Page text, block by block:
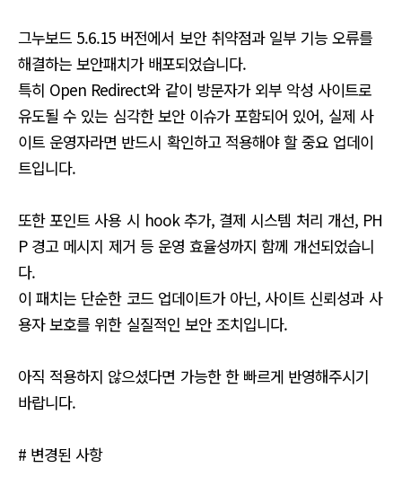
그누보드 5.6.15 버전에서 보안 취약점과 일부 기능 오류를
해결하는 보안패치가 배포되었습니다.
특히 Open Redirect와 같이 방문자가 외부 악성 사이트로
유도될 수 있는 심각한 보안 이슈가 포함되어 있어, 실제 사
이트 운영자라면 반드시 확인하고 적용해야 할 중요 업데이
트입니다.
또한 포인트 사용 시 hook 추가, 결제 시스템 처리 개선, PH
P 경고 메시지 제거 등 운영 효율성까지 함께 개선되었습니
다.
이 패치는 단순한 코드 업데이트가 아닌, 사이트 신뢰성과 사
용자 보호를 위한 실질적인 보안 조치입니다.
아직 적용하지 않으셨다면 가능한 한 빠르게 반영해주시기
바랍니다.
# 변경된 사항